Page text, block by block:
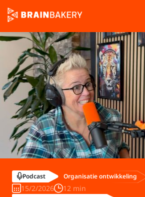
Podcast Organisatie ontwikkeling
15/2/2026 12 min